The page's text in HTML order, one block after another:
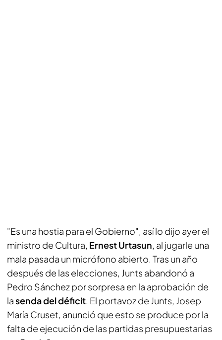
"Es una hostia para el Gobierno", así lo dijo ayer el
ministro de Cultura, Ernest Urtasun, al jugarle una
mala pasada un micrófono abierto. Tras un año
después de las elecciones, Junts abandonó a
Pedro Sánchez por sorpresa en la aprobación de
lasenda del déficit. El portavoz de Junts, Josep
María Cruset, anunció que esto se produce por la
falta de ejecución de las partidas presupuestarias